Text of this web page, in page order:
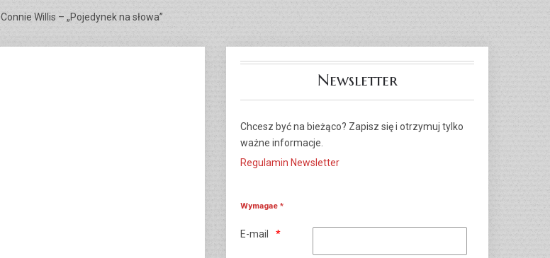
Connie Willis – „Pojedynek na słowa”
Newsletter
Chcesz być na bieżąco? Zapisz się i otrzymuj tylko
ważne informacje.
Regulamin Newsletter
Wymagae *
E-mail